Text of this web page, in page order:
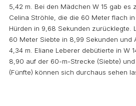
5,42 m. Bei den Mädchen W 15 gab es
Celina Ströhle, die die 60 Meter flach
Hürden in 9,68 Sekunden zurücklegte.
60 Meter Siebte in 8,99 Sekunden und
4,34 m. Eliane Leberer debütierte in W
8,90 auf der 60-m-Strecke (Siebte) und
(Fünfte) können sich durchaus sehen